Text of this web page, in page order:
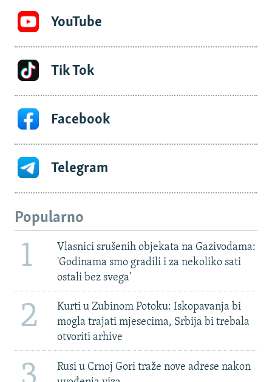
YouTube
Tik Tok
Facebook
Telegram
Popularno
1
Vlasnici srušenih objekata na Gazivodama:
'Godinama smo gradili i za nekoliko sati
ostali bez svega'
2
Kurti u Zubinom Potoku: Iskopavanja bi
mogla trajati mjesecima, Srbija bi trebala
otvoriti arhive
Rusi u Crnoj Gori traže nove adrese nakon